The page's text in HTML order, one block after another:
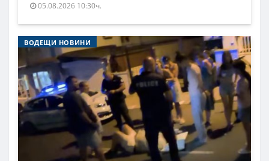
05.08.2026 10:30ч.
ВОДЕЩИ НОВИНИ